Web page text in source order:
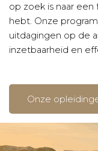
op zoek is naar
hebt. Onze
uitdagingen op de
inzetbaarheid en
Onze